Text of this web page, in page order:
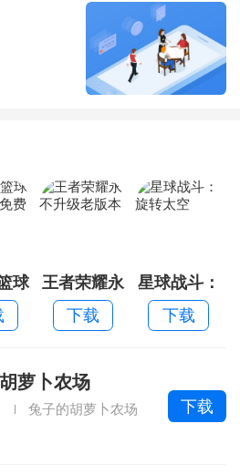
球
免
王者荣耀永
不升级老版
本
下载
星球战斗：
旋转太空
下载
萝卜农场
兔子的胡萝卜农场 下载